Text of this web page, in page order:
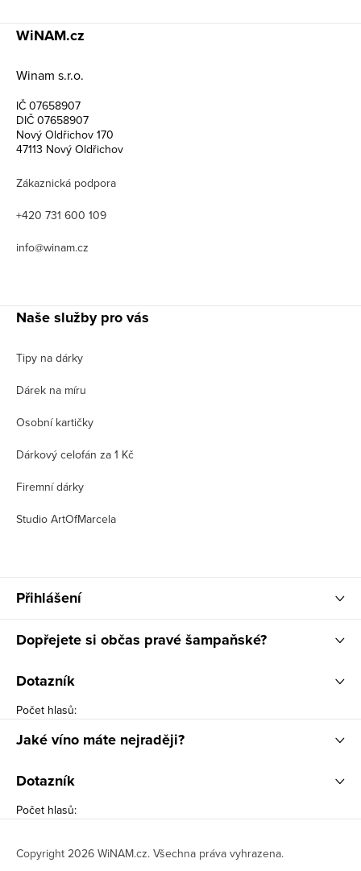
WiNAM.cz
Winam s.r.o.
IČ 07658907
DIČ 07658907
Nový Oldřichov 170
47113 Nový Oldřichov
Zákaznická podpora
+420 731 600 109
info@winam.cz
Naše služby pro vás
Tipy na dárky
Dárek na míru
Osobní kartičky
Dárkový celofán za 1 Kč
Firemní dárky
Studio ArtOfMarcela
Přihlášení
Dopřejete si občas pravé šampaňské?
Dotazník
Počet hlasů:
Jaké víno máte nejraději?
Dotazník
Počet hlasů:
Copyright 2026 WiNAM.cz. Všechna práva vyhrazena.